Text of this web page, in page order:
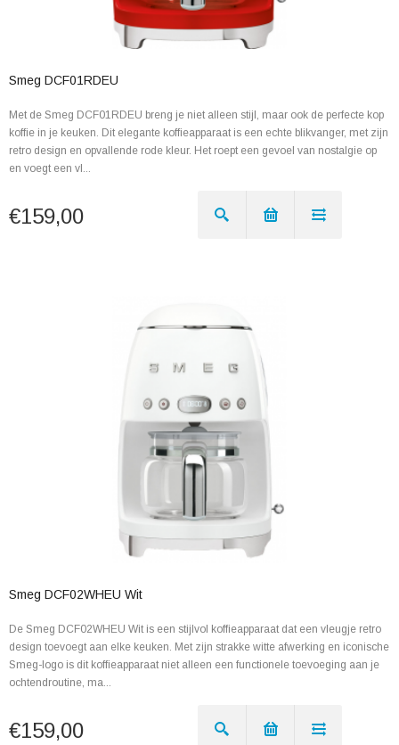
Smeg DCF01RDEU
Met de Smeg DCF01RDEU breng je niet alleen stijl, maar ook de perfecte kop
koffie in je keuken. Dit elegante koffieapparaat is een echte blikvanger, met zijn
retro design en opvallende rode kleur. Het roept een gevoel van nostalgie op
en voegt een vl...
€159,00
Smeg DCF02WHEU Wit
De Smeg DCF02WHEU Wit is een stijlvol koffieapparaat dat een vleugje retro
design toevoegt aan elke keuken. Met zijn strakke witte afwerking en iconische
Smeg-logo is dit koffieapparaat niet alleen een functionele toevoeging aan je
ochtendroutine, ma...
€159,00